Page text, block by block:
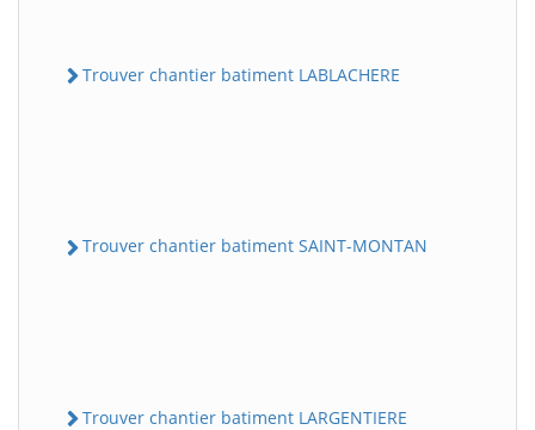
Trouver chantier batiment LABLACHERE
Trouver chantier batiment SAINT-MONTAN
Trouver chantier batiment LARGENTIERE